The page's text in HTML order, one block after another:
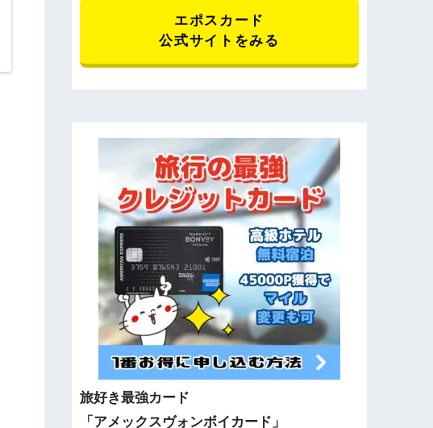
エポスカード
公式サイトをみる
旅好き最強カード
「アメックスヴォンボイカード」